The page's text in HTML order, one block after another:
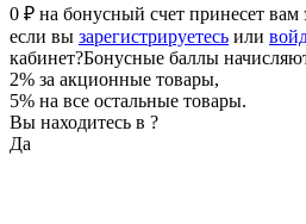
0 ₽ на бонусный счет принесет вам
если вы зарегистрируетесь или
кабинет?Бонусные баллы
2% за акционные товары,
5% на все остальные товары.
Вы находитесь в ?
Да